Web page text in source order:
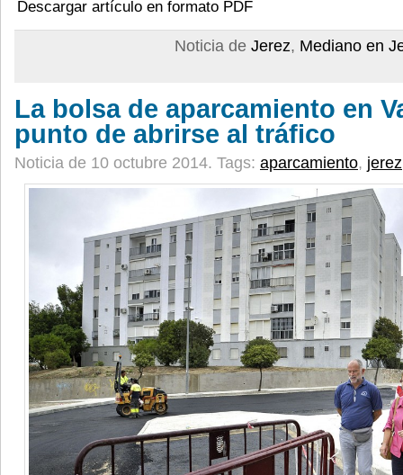
Descargar artículo en formato PDF
Noticia de Jerez, Mediano en
La bolsa de aparcamiento en
punto de abrirse al tráfico
Noticia de 10 octubre 2014. Tags: aparcamiento, jerez